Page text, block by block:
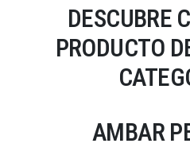
DESCUBRE
PRODUCTO
AMBAR